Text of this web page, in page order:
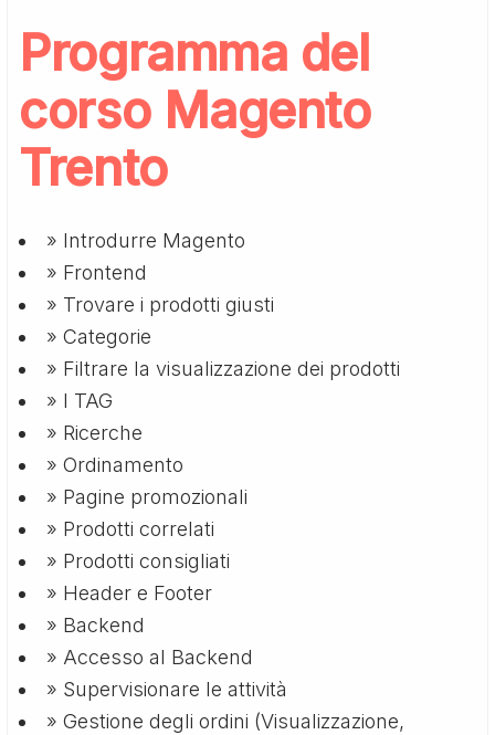
Programma del
corso Magento
Trento
» Introdurre Magento
» Frontend
» Trovare i prodotti giusti
» Categorie
» Filtrare la visualizzazione dei prodotti
» I TAG
» Ricerche
» Ordinamento
» Pagine promozionali
» Prodotti correlati
» Prodotti consigliati
» Header e Footer
» Backend
» Accesso al Backend
» Supervisionare le attività
» Gestione degli ordini (Visualizzazione,